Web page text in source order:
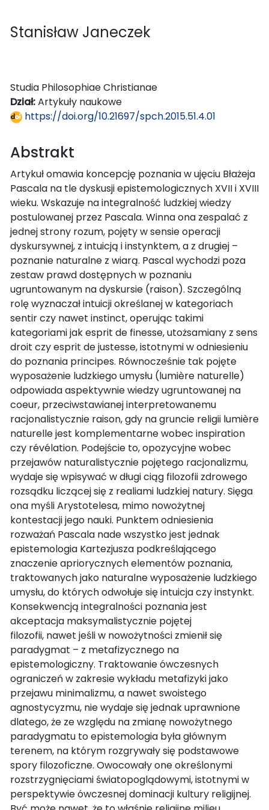
Stanisław Janeczek
Studia Philosophiae Christianae
Dział:Artykuły naukowe
https://doi.org/10.21697/spch.2015.51.4.01
Abstrakt
Artykuł omawia koncepcję poznania w ujęciu Błażeja
Pascala na tle dyskusji epistemologicznych XVII i XVIII
wieku. Wskazuje na integralność ludzkiej wiedzy
postulowanej przez Pascala. Winna ona zespalać z
jednej strony rozum, pojęty w sensie operacji
dyskursywnej, z intuicją i instynktem, a z drugiej –
poznanie naturalne z wiarą. Pascal wychodzi poza
zestaw prawd dostępnych w poznaniu
ugruntowanym na dyskursie (raison). Szczególną
rolę wyznaczał intuicji określanej w kategoriach
sentir czy nawet instinct, operując takimi
kategoriami jak esprit de finesse, utożsamiany z sens
droit czy esprit de justesse, istotnymi w odniesieniu
do poznania principes. Równocześnie tak pojęte
wyposażenie ludzkiego umysłu (lumière naturelle)
odpowiada aspektywnie wiedzy ugruntowanej na
coeur, przeciwstawianej interpretowanemu
racjonalistycznie raison, gdy na gruncie religii lumière
naturelle jest komplementarne wobec inspiration
czy révélation. Podejście to, opozycyjne wobec
przejawów naturalistycznie pojętego racjonalizmu,
wydaje się wpisywać w długi ciąg filozofii zdrowego
rozsądku liczącej się z realiami ludzkiej natury. Sięga
ona myśli Arystotelesa, mimo nowożytnej
kontestacji jego nauki. Punktem odniesienia
rozważań Pascala nade wszystko jest jednak
epistemologia Kartezjusza podkreślającego
znaczenie apriorycznych elementów poznania,
traktowanych jako naturalne wyposażenie ludzkiego
umysłu, do których odwołuje się intuicja czy instynkt.
Konsekwencją integralności poznania jest
akceptacja maksymalistycznie pojętej
filozofii, nawet jeśli w nowożytności zmienił się
paradygmat – z metafizycznego na
epistemologiczny. Traktowanie ówczesnych
ograniczeń w zakresie wykładu metafizyki jako
przejawu minimalizmu, a nawet swoistego
agnostycyzmu, nie wydaje się jednak uprawnione
dlatego, że ze względu na zmianę nowożytnego
paradygmatu to epistemologia była głównym
terenem, na którym rozgrywały się podstawowe
spory filozoficzne. Owocowały one określonymi
rozstrzygnięciami światopoglądowymi, istotnymi w
perspektywie ówczesnej dominacji kultury religijnej.